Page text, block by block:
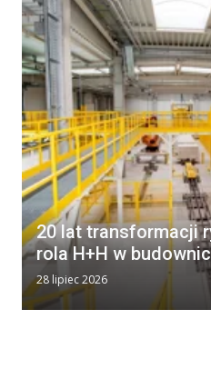
20 lat transformacji
rola H+H w
28 lipiec 2026